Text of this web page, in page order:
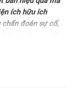
ích hữu ích
đoán sự cố,
gian khác nhau